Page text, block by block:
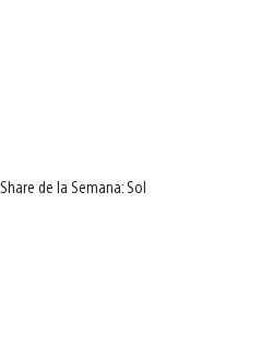
Share de la Semana: Sol